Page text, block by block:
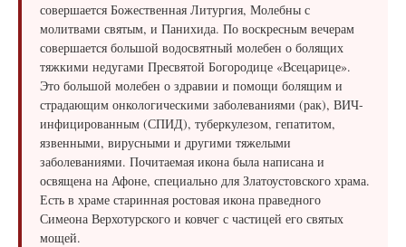
совершается Божественная Литургия, Молебны с
молитвами святым, и Панихида. По воскресным вечерам
совершается большой водосвятный молебен о болящих
тяжкими недугами Пресвятой Богородице «Всецарице».
Это большой молебен о здравии и помощи болящим и
страдающим онкологическими заболеваниями (рак), ВИЧ-
инфицированным (СПИД), туберкулезом, гепатитом,
язвенными, вирусными и другими тяжелыми
заболеваниями. Почитаемая икона была написана и
освящена на Афоне, специально для Златоустовского храма.
Есть в храме старинная ростовая икона праведного
Симеона Верхотурского и ковчег с частицей его святых
мощей.